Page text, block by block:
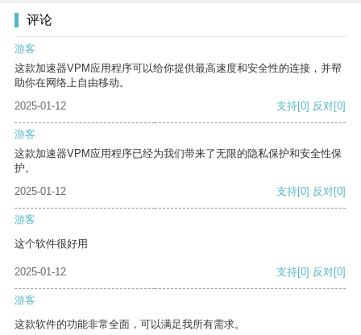
评论
游客
这款加速器VPM应用程序可以给你提供最高速度和安全性的连接，并帮
助你在网络上自由移动。
2025-01-12
支持[0] 反对[0]
游客
这款加速器VPM应用程序已经为我们带来了无限的隐私保护和安全性保
护。
2025-01-12
支持[0] 反对[0]
游客
这个软件很好用
2025-01-12 支持[0] 反对[0]
游客
这款软件的功能非常全面，可以满足我所有需求。